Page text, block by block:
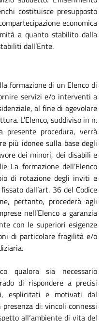
costituisce presupposto
economica
a quanto stabilito dalla
dall’Ente.
formazione di un Elenco di
servizi e/o interventi a
al fine di agevolare
L'Elenco, suddiviso in n.
procedura, verrà
più idonee sulla base degli
dei minori, dei disabili e
La formazione dell’Elenco
di rotazione degli inviti e
dall’art. 36 del Codice
pertanto, procederà agli
nell’Elenco a garanzia
con le superiori esigenze
di particolare fragilità e/o
qualora sia necessario
di rispondere a precisi
esplicitati e motivati dal
di: vincoli connessi
all‘ambiente di vita del